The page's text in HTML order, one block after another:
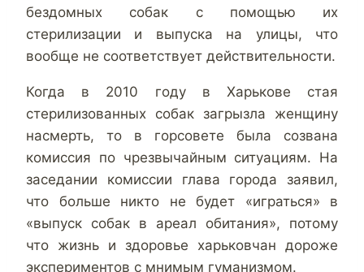
бездомных собак с помощью их
стерилизации и выпуска на улицы, что
вообще не соответствует действительности.
Когда в 2010 году в Харькове стая
стерилизованных собак загрызла женщину
насмерть, то в горсовете была созвана
комиссия по чрезвычайным ситуациям. На
заседании комиссии глава города заявил,
что больше никто не будет «играться» в
«выпуск собак в ареал обитания», потому
что жизнь и здоровье харьковчан дороже
экспериментов с мнимым гуманизмом.